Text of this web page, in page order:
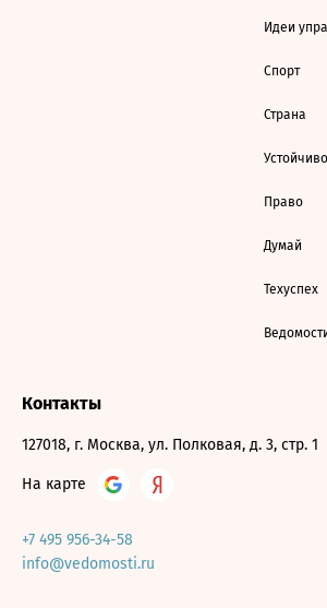
Идеи
Спорт
Страна
Право
Думай
Техуспех
Контакты
127018, г. Москва, ул. Полковая, д. 3, стр. 1
На карте
+7 495 956-34-58
info@vedomosti.ru